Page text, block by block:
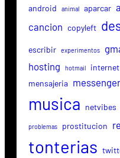
android animal aparcar
cancion copyleft
escribir experimentos
hosting hotmail
mensajeria messenger
musica netvibes
problemas prostitucion
tonterias